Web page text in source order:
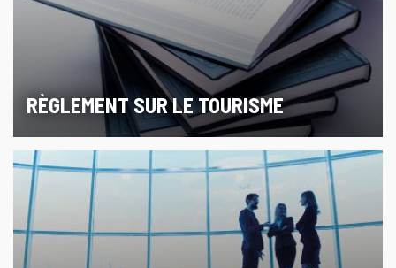
RÈGLEMENT SUR LE TOURISME